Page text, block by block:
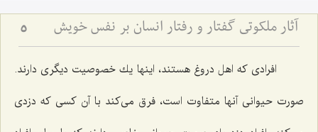
آثار ملکوتی گفتار و رفتار انسان بر نفس خویش 5
افرادی كه اهل دروغ هستند، اینها یك خصوصیت دیگری دارند.
صورت حیوانی آنها متفاوت است، فرق می‌كند با آن كسی كه دزدی